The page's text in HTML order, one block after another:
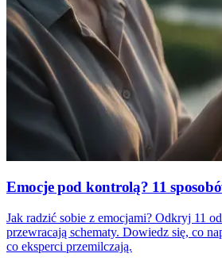
Emocje pod kontrolą? 11
Jak radzić sobie z emocjami? Odkryj 11
przewracają schematy. Dowiedz się, co
co eksperci przemilczają.